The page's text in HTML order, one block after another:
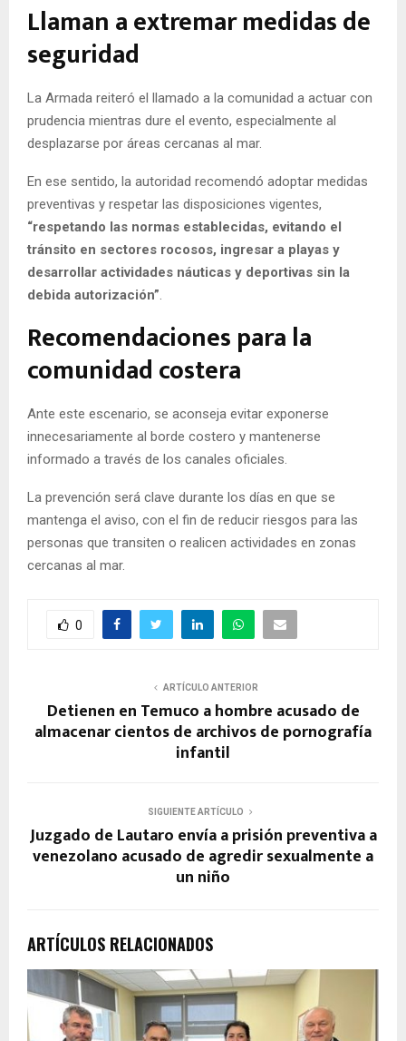
Llaman a extremar medidas de
seguridad
La Armada reiteró el llamado a la comunidad a actuar con
prudencia mientras dure el evento, especialmente al
desplazarse por áreas cercanas al mar.
En ese sentido, la autoridad recomendó adoptar medidas
preventivas y respetar las disposiciones vigentes,
“respetando las normas establecidas, evitando el
tránsito en sectores rocosos, ingresar a playas y
desarrollar actividades náuticas y deportivas sin la
debida autorización”.
Recomendaciones para la
comunidad costera
Ante este escenario, se aconseja evitar exponerse
innecesariamente al borde costero y mantenerse
informado a través de los canales oficiales.
La prevención será clave durante los días en que se
mantenga el aviso, con el fin de reducir riesgos para las
personas que transiten o realicen actividades en zonas
cercanas al mar.
0
ARTÍCULO ANTERIOR
Detienen en Temuco a hombre acusado de
almacenar cientos de archivos de pornografía
infantil
SIGUIENTE ARTÍCULO
Juzgado de Lautaro envía a prisión preventiva a
venezolano acusado de agredir sexualmente a
un niño
ARTÍCULOS RELACIONADOS